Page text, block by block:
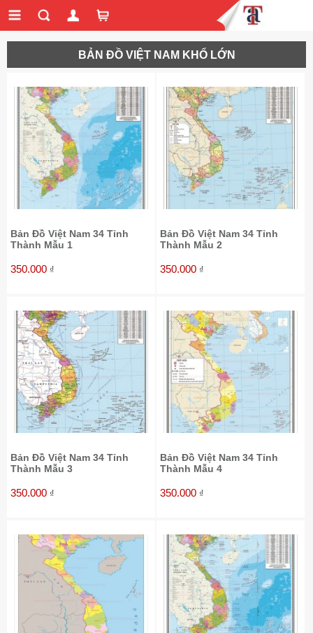
BẢN ĐỒ VIỆT NAM KHỔ LỚN
Bản Đồ Việt Nam 34 Tỉnh
Thành Mẫu 1
350.000 ₫
Bản Đồ Việt Nam 34 Tỉnh
Thành Mẫu 2
350.000 ₫
Bản Đồ Việt Nam 34 Tỉnh
Thành Mẫu 3
350.000 ₫
Bản Đồ Việt Nam 34 Tỉnh
Thành Mẫu 4
350.000 ₫